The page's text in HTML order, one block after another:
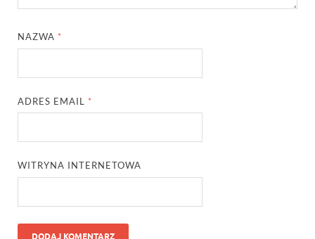
NAZWA *
ADRES EMAIL *
WITRYNA INTERNETOWA